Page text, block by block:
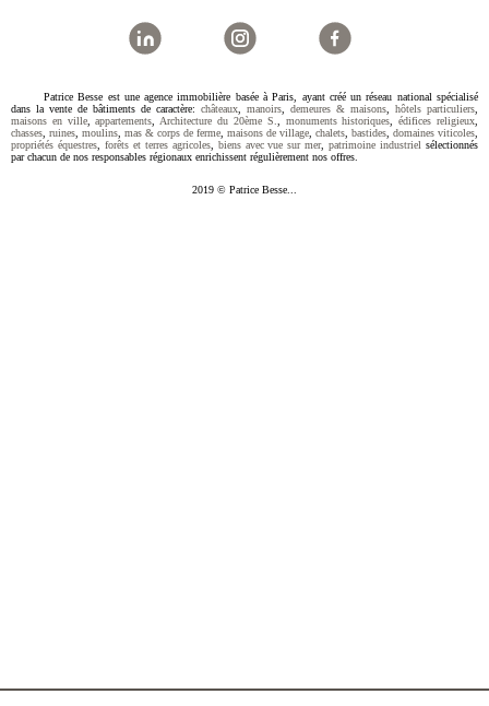
Patrice Besse est une agence immobilière basée à Paris, ayant créé un réseau national spécialisé
dans la vente de bâtiments de caractère: châteaux, manoirs, demeures & maisons, hôtels particuliers,
maisons en ville,appartements,Architecture du 20ème S., monuments historiques,édifices religieux,
chasses, ruines, moulins, mas & corps de ferme, maisons de village, chalets, bastides, domaines viticoles,
propriétés équestres, forêts et terres agricoles, biens avec vue sur mer,patrimoine industriel sélectionnés
par chacun de nos responsables régionaux enrichissent régulièrement nos offres.
2019 © Patrice Besse...